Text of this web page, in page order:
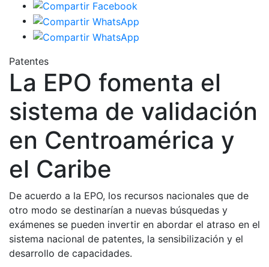
Patentes
La EPO fomenta el
sistema de validación
en Centroamérica y
el Caribe
De acuerdo a la EPO, los recursos nacionales que de
otro modo se destinarían a nuevas búsquedas y
exámenes se pueden invertir en abordar el atraso en el
sistema nacional de patentes, la sensibilización y el
desarrollo de capacidades.